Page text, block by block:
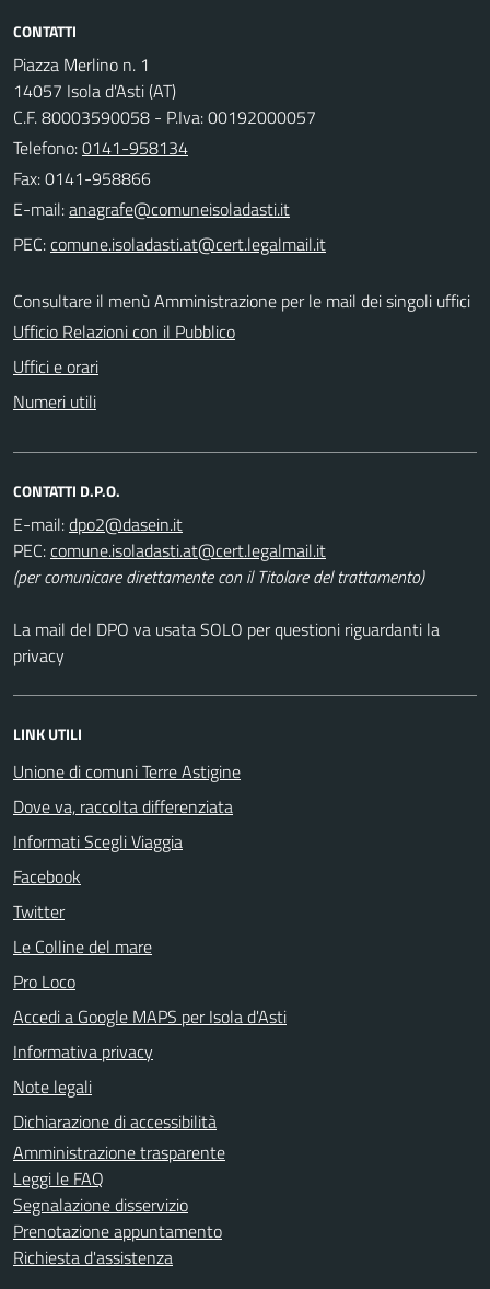
CONTATTI
Piazza Merlino n. 1
14057 Isola d'Asti (AT)
C.F. 80003590058 - P.Iva: 00192000057
Telefono:0141-958134
Fax: 0141-958866
E-mail:
PEC:
Consultare il menù Amministrazione per le mail dei singoli uffici
Ufficio Relazioni con il Pubblico
Uffici e orari
Numeri utili
CONTATTI D.P.O.
E-mail:
PEC:
(per comunicare direttamente con il Titolare del trattamento)
La mail del DPO va usata SOLO per questioni riguardanti la
privacy
LINK UTILI
Unione di comuni Terre Astigine
Dove va, raccolta differenziata
Informati Scegli Viaggia
Facebook
Twitter
Le Colline del mare
Pro Loco
Accedi a Google MAPS per Isola d'Asti
Informativa privacy
Note legali
Dichiarazione di accessibilità
Amministrazione trasparente
Leggi le FAQ
Segnalazione disservizio
Prenotazione appuntamento
Richiesta d'assistenza